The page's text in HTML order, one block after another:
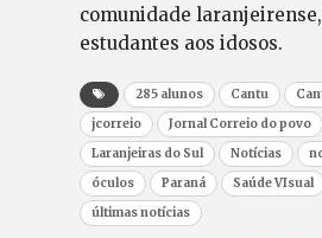
comunidade
estudantes aos idosos.
285 alunos Cantu
jcorreio
Jornal Correio do povo
Laranjeiras do Sul
Notícias
óculos
Paraná
Saúde VIsual
últimas notícias